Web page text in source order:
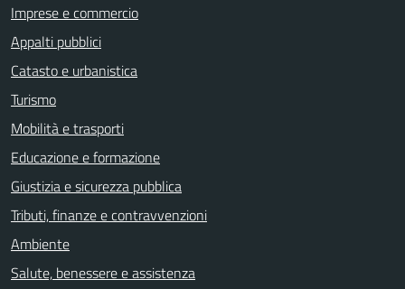
Imprese e commercio
Appalti pubblici
Catasto e urbanistica
Turismo
Mobilità e trasporti
Educazione e formazione
Giustizia e sicurezza pubblica
Tributi, finanze e contravvenzioni
Ambiente
Salute, benessere e assistenza